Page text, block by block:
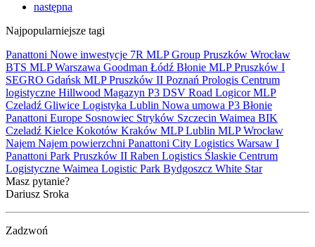
następna
Najpopularniejsze tagi
Panattoni Nowe inwestycje 7R MLP Group Pruszków Wrocław
BTS MLPWarszawa Goodman Łódź Błonie MLP Pruszków I
SEGRO Gdańsk MLP Pruszków II Poznań Prologis Centrum
logistyczne Hillwood Magazyn P3 DSV Road LogicorMLP
Czeladź Gliwice Logistyka Lublin Nowa umowa P3 Błonie
Panattoni Europe Sosnowiec Stryków Szczecin Waimea BIK
Czeladź Kielce Kokotów Kraków MLP Lublin MLP Wrocław
Najem Najem powierzchni Panattoni City Logistics Warsaw I
Panattoni Park Pruszków II Raben Logistics Ślaskie Centrum
Logistyczne Waimea Logistic Park Bydgoszcz White Star
Masz pytanie?
Dariusz Sroka
Zadzwoń